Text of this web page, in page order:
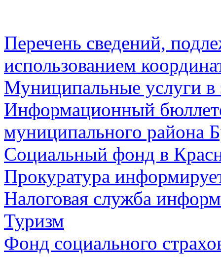
Перечень сведений,
использованием
Муниципальные услуги в
Информационный
муниципального района
Социальный фонд в
Прокуратура
Налоговая служба
Туризм
Фонд социального